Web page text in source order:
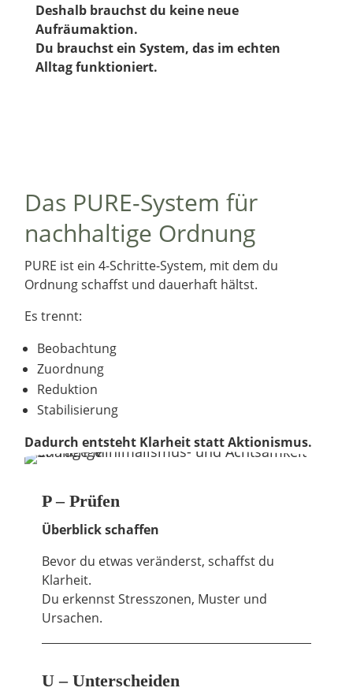
Deshalb brauchst du keine neue
Aufräumaktion.
Du brauchst ein System, das im echten
Alltag funktioniert.
Das PURE-System für
nachhaltige Ordnung
PURE ist ein 4-Schritte-System, mit dem du
Ordnung schaffst und dauerhaft hältst.
Es trennt:
Beobachtung
Zuordnung
Reduktion
Stabilisierung
Dadurch entsteht Klarheit statt Aktionismus.
P – Prüfen
Überblick schaffen
Bevor du etwas veränderst, schaffst du
Klarheit.
Du erkennst Stresszonen, Muster und
Ursachen.
U – Unterscheiden